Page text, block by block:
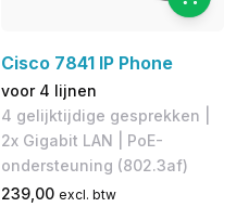
Cisco 7841 IP Phone
voor 4 lijnen
4 gelijktijdige gesprekken |
2x Gigabit LAN | PoE-
ondersteuning (802.3af)
239,00 excl. btw